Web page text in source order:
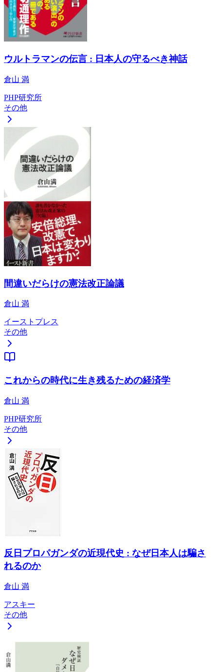
ウルトラマンの伝言 : 日本人の守るべき神話
倉山 満
PHP研究所
その他
間違いだらけの憲法改正論議
倉山 満
イーストプレス
その他
これからの時代に生き残るための経済学
倉山 満
PHP研究所
その他
反日プロパガンダの近現代史 : なぜ日本人は騙さ
れるのか
倉山 満
アスキー
その他